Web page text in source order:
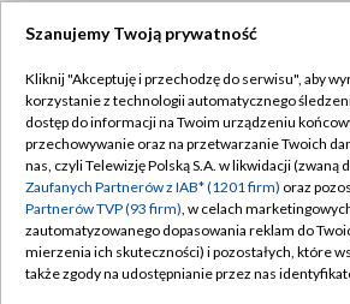
TVP
Abonament TVP
Emisja w TVP
Centrum informacji TVP
Naziemna Telewizja Cyfrowa
Regulamin TVP
Polityka
Moje zgody
Pomoc
Szanujemy Twoją prywatność
Kliknij "Akceptuję i przechodzę do serwisu", aby
korzystanie z technologii automatycznego
dostęp do informacji na Twoim urządzeniu
przechowywanie oraz na przetwarzanie Twoich
nas, czyli Telewizję Polską S.A. w likwidacji (zwaną
Zaufanych Partnerów z IAB* (1201 firm) oraz
Partnerów TVP (93 firm), w celach
zautomatyzowanego dopasowania reklam do
mierzenia ich skuteczności) i pozostałych, które
także zgody na udostępnianie przez nas